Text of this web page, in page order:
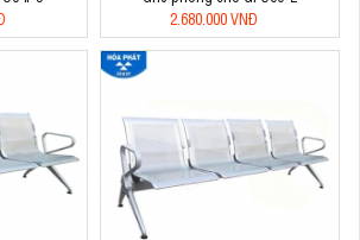
2.680.000 VNĐ